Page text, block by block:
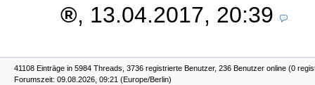
, 13.04.2017, 20:39
41108 Einträge in 5984 Threads, 3736 registrierte Benutzer, 236 Benutzer online (0
Forumszeit: 09.08.2026, 09:21 (Europe/Berlin)